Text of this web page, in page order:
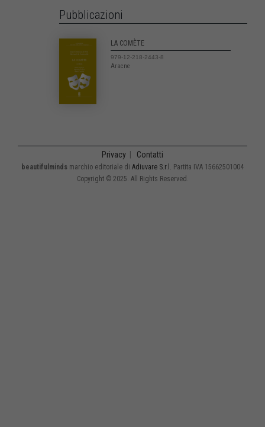
Pubblicazioni
LA COMÈTE
979-12-218-2443-8
Aracne
Privacy Contatti
beautifulminds marchio editoriale di Adiuvare S.r.l. Partita IVA 15662501004
Copyright © 2025. All Rights Reserved.